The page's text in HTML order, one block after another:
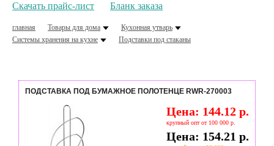
Скачать прайс-лист Бланк заказа
главная Товары для дома
Кухонная утварь
Системы хранения на кухне
Подставки под стаканы
ПОДСТАВКА ПОД БУМАЖНОЕ ПОЛОТЕНЦЕ RWR-270003
Цена: 144.12 р.
крупный опт от 100 000 р.
Цена: 154.21 р.